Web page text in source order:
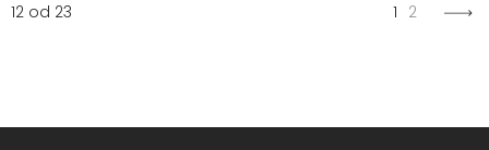
12 od 23 1 2